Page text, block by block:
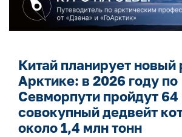
Китай планирует новый
Арктике: в 2026 году по
Севморпути пройдут 64
совокупный дедвейт
около 1,4 млн тонн